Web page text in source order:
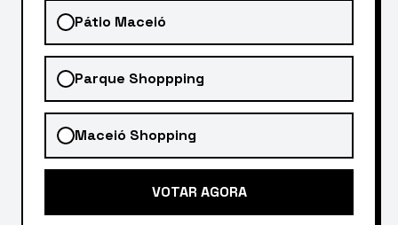
Pátio Maceió
Parque Shoppping
Maceió Shopping
VOTAR AGORA